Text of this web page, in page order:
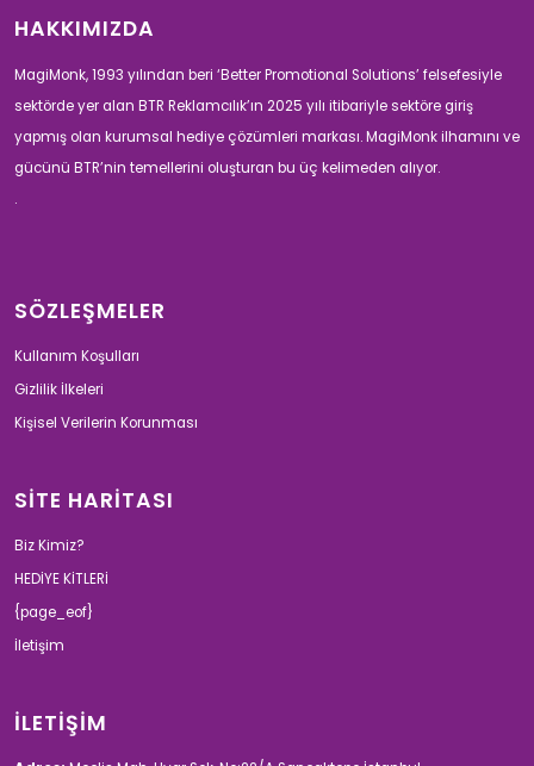
HAKKIMIZDA
MagiMonk, 1993 yılından beri ‘Better Promotional Solutions’ felsefesiyle
sektörde yer alan BTR Reklamcılık’ın 2025 yılı itibariyle sektöre giriş
yapmış olan kurumsal hediye çözümleri markası. MagiMonk ilhamını ve
gücünü BTR’nin temellerini oluşturan bu üç kelimeden alıyor.
.
SÖZLEŞMELER
Kullanım Koşulları
Gizlilik İlkeleri
Kişisel Verilerin Korunması
SİTE HARİTASI
Biz Kimiz?
HEDİYE KİTLERİ
{page_eof}
İletişim
İLETİŞİM